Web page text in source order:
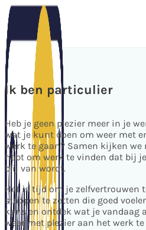
Ik ben particulier
Heb je geen plezier meer in je
wat je kunt doen om weer met
werk te gaan? Samen kijken
hebt om werk te vinden dat bij
blij van wordt.
Het is tijd om je zelfvertrouwen
stappen te zetten die goed
kans en ontdek wat je vandaag
weer met plezier aan het werk te